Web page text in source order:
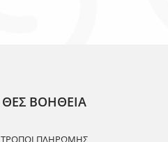
ΘΕΣ ΒΟΗΘΕΙΑ
ΤΡΟΠΟΙ ΠΛΗΡΩΜΗΣ